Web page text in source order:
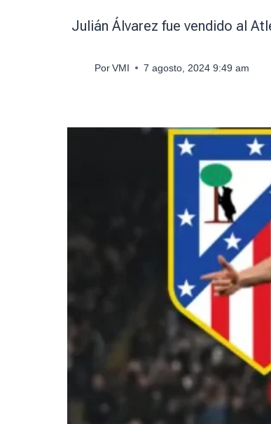
Julián Álvarez fue vendido al
Por VMI 7 agosto, 2024 9:49 am